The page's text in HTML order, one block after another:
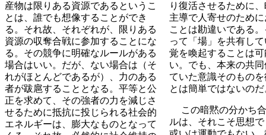
産物は限りある資源であるというこ
とは、誰でも想像することができ
る。それ故、それぞれが、限りある
資源の収奪合戦に参加することにな
る。その競争に明確なルールがある
場合はいい。だが、ない場合は（そ
れがほとんどであるが）、力のある
者が跋扈することとなる。平等と公
正を求めて、その強者の力を減じさ
せるために抵抗に投じられる社会的
エネルギーは、膨大なものとなって
り復活させるために
主導で人寄せのため
ことは勘違いである
って「場」を共有し
覚を喚起することは
い。でも、本来の共
ていた意識そのもの
とは簡単ではないのだ
この暗黙の分かち
ルは、それこそ思想